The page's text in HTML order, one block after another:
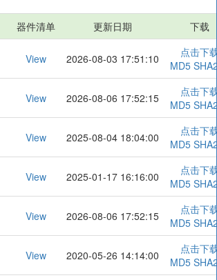
器件清单 更新日期 下载
View 2026-08-03 17:51:10
点击下
MD5
View 2026-08-06 17:52:15
点击下
MD5
View 2025-08-04 18:04:00
点击下
MD5
View 2025-01-17 16:16:00
点击下
MD5
View 2026-08-06 17:52:15
点击下
MD5
View 2020-05-26 14:14:00
点击下
MD5